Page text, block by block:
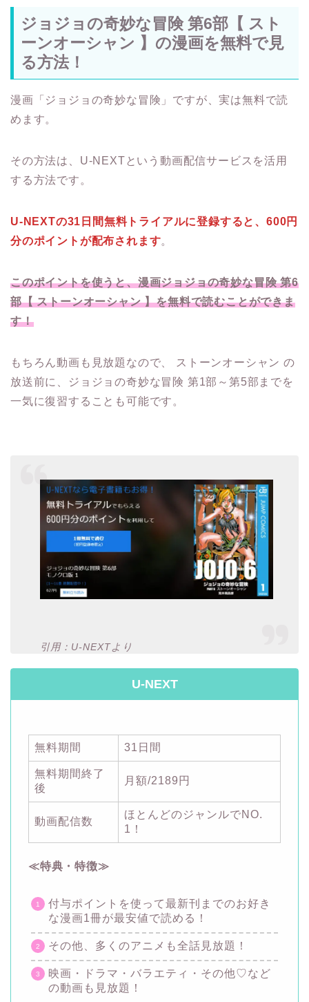
ジョジョの奇妙な冒険 第6部【 スト
ーンオーシャン 】の漫画を無料で見
る方法！
漫画「ジョジョの奇妙な冒険」ですが、実は無料で読
めます。
その方法は、U-NEXTという動画配信サービスを活用
する方法です。
U-NEXTの31日間無料トライアルに登録すると、600円
分のポイントが配布されます。
このポイントを使うと、漫画ジョジョの奇妙な冒険 第6
部【 ストーンオーシャン 】を無料で読むことができま
す！
もちろん動画も見放題なので、 ストーンオーシャン の
放送前に、ジョジョの奇妙な冒険 第1部～第5部までを
一気に復習することも可能です。
引用：U-NEXTより
U-NEXT
無料期間 31日間
無料期間終了
後
月額/2189円
動画配信数
ほとんどのジャンルでNO.
1！
≪特典・特徴≫
付与ポイントを使って最新刊までのお好き
な漫画1冊が最安値で読める！
その他、多くのアニメも全話見放題！
映画・ドラマ・バラエティ・その他♡など
の動画も見放題！